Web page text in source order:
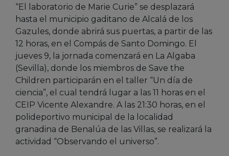
“El laboratorio de Marie Curie” se desplazará
hasta el municipio gaditano de Alcalá de los
Gazules, donde abrirá sus puertas, a partir de las
12 horas, en el Compás de Santo Domingo. El
jueves 9, la jornada comenzará en La Algaba
(Sevilla), donde los miembros de Save the
Children participarán en el taller “Un día de
ciencia”, el cual tendrá lugar a las 11 horas en el
CEIP Vicente Alexandre. A las 21:30 horas, en el
polideportivo municipal de la localidad
granadina de Benalúa de las Villas, se realizará la
actividad “Observando el universo”.